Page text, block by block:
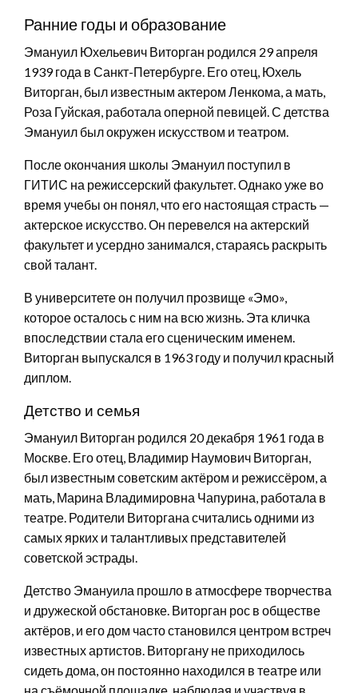
Ранние годы и образование
Эмануил Юхельевич Виторган родился 29 апреля
1939 года в Санкт-Петербурге. Его отец, Юхель
Виторган, был известным актером Ленкома, а мать,
Роза Гуйская, работала оперной певицей. С детства
Эмануил был окружен искусством и театром.
После окончания школы Эмануил поступил в
ГИТИС на режиссерский факультет. Однако уже во
время учебы он понял, что его настоящая страсть —
актерское искусство. Он перевелся на актерский
факультет и усердно занимался, стараясь раскрыть
свой талант.
В университете он получил прозвище «Эмо»,
которое осталось с ним на всю жизнь. Эта кличка
впоследствии стала его сценическим именем.
Виторган выпускался в 1963 году и получил красный
диплом.
Детство и семья
Эмануил Виторган родился 20 декабря 1961 года в
Москве. Его отец, Владимир Наумович Виторган,
был известным советским актёром и режиссёром, а
мать, Марина Владимировна Чапурина, работала в
театре. Родители Виторгана считались одними из
самых ярких и талантливых представителей
советской эстрады.
Детство Эмануила прошло в атмосфере творчества
и дружеской обстановке. Виторган рос в обществе
актёров, и его дом часто становился центром встреч
известных артистов. Виторгану не приходилось
сидеть дома, он постоянно находился в театре или